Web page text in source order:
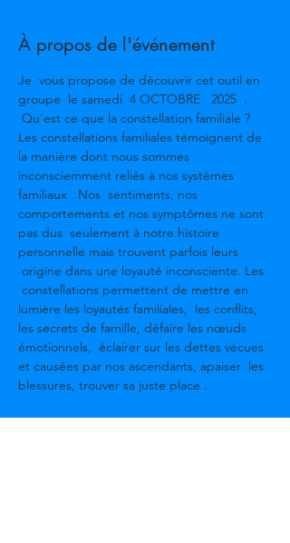
À propos de l'événement
Je  vous propose de découvrir cet outil en
groupe  le samedi  4 OCTOBRE   2025  .
Qu'est ce que la constellation familiale ?
Les constellations familiales témoignent de
la manière dont nous sommes
inconsciemment reliés à nos systèmes
familiaux . Nos  sentiments, nos
comportements et nos symptômes ne sont
pas dus  seulement à notre histoire
personnelle mais trouvent parfois leurs
origine dans une loyauté inconsciente. Les
constellations permettent de mettre en
lumière les loyautés familiales,  les conflits,
les secrets de famille, défaire les nœuds
émotionnels,  éclairer sur les dettes vécues
et causées par nos ascendants, apaiser  les
blessures, trouver sa juste place .
La constellation  multidimensionnelle ne  se